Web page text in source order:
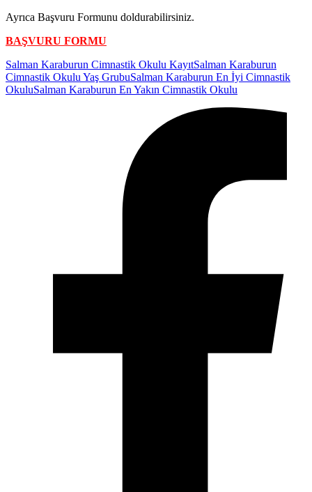
Ayrıca Başvuru Formunu doldurabilirsiniz.
BAŞVURU FORMU
Etiketler:
Salman Karaburun Cimnastik Okulu KayıtSalman Karaburun
Cimnastik Okulu Yaş GrubuSalman Karaburun En İyi Cimnastik
OkuluSalman Karaburun En Yakın Cimnastik Okulu